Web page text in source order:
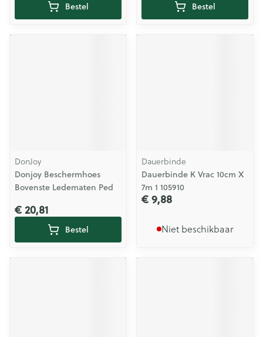
Bestel Bestel
DonJoy
Donjoy Beschermhoes
Bovenste Ledematen Ped
€ 20,81
Bestel
Dauerbinde
Dauerbinde K Vrac 10cm X
7m 1 105910
€ 9,88
Niet beschikbaar